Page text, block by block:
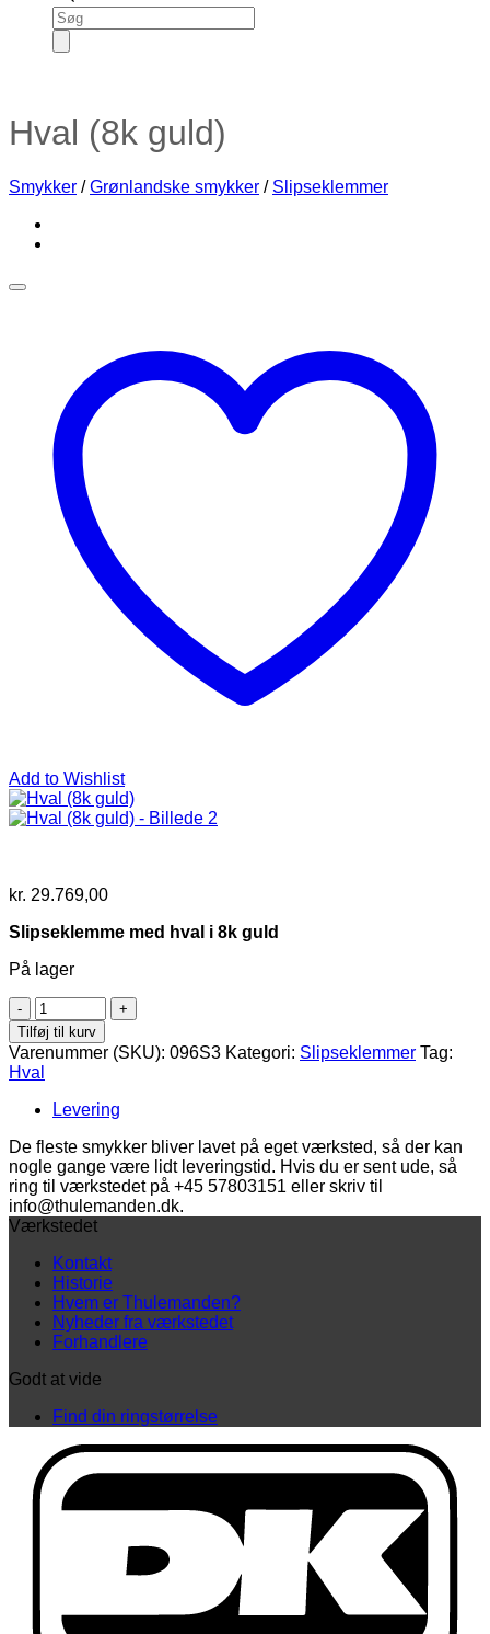
Products
search
Hval (8k guld)
Smykker / Grønlandske smykker / Slipseklemmer
Add to Wishlist
kr. 29.769,00
Slipseklemme med hval i 8k guld
På lager
Hval
(8k
guld)
antal
Tilføj til kurv
Varenummer (SKU): 096S3 Kategori: Slipseklemmer Tag:
Hval
Levering
De fleste smykker bliver lavet på eget værksted, så der kan
nogle gange være lidt leveringstid. Hvis du er sent ude, så
ring til værkstedet på +45 57803151 eller skriv til
info@thulemanden.dk.
Værkstedet
Kontakt
Historie
Hvem er Thulemanden?
Nyheder fra værkstedet
Forhandlere
Godt at vide
Find din ringstørrelse